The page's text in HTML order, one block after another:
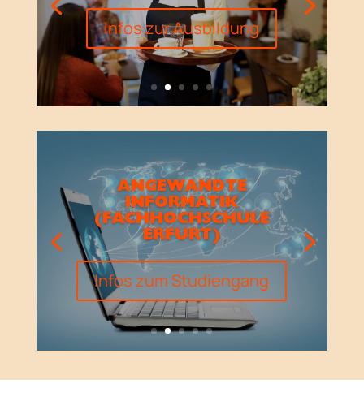
Infos zur Ausbildung
ANGEWANDTE
INFORMATIK
(FACHHOCHSCHULE
ERFURT)
Infos zum Studiengang